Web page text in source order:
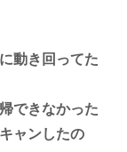
動き回ってた
できなかった
ャンしたの